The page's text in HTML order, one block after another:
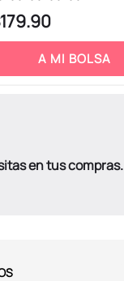
179.90
A MI BOLSA
en tus compras.